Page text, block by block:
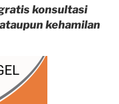
konsultasi
kehamilan